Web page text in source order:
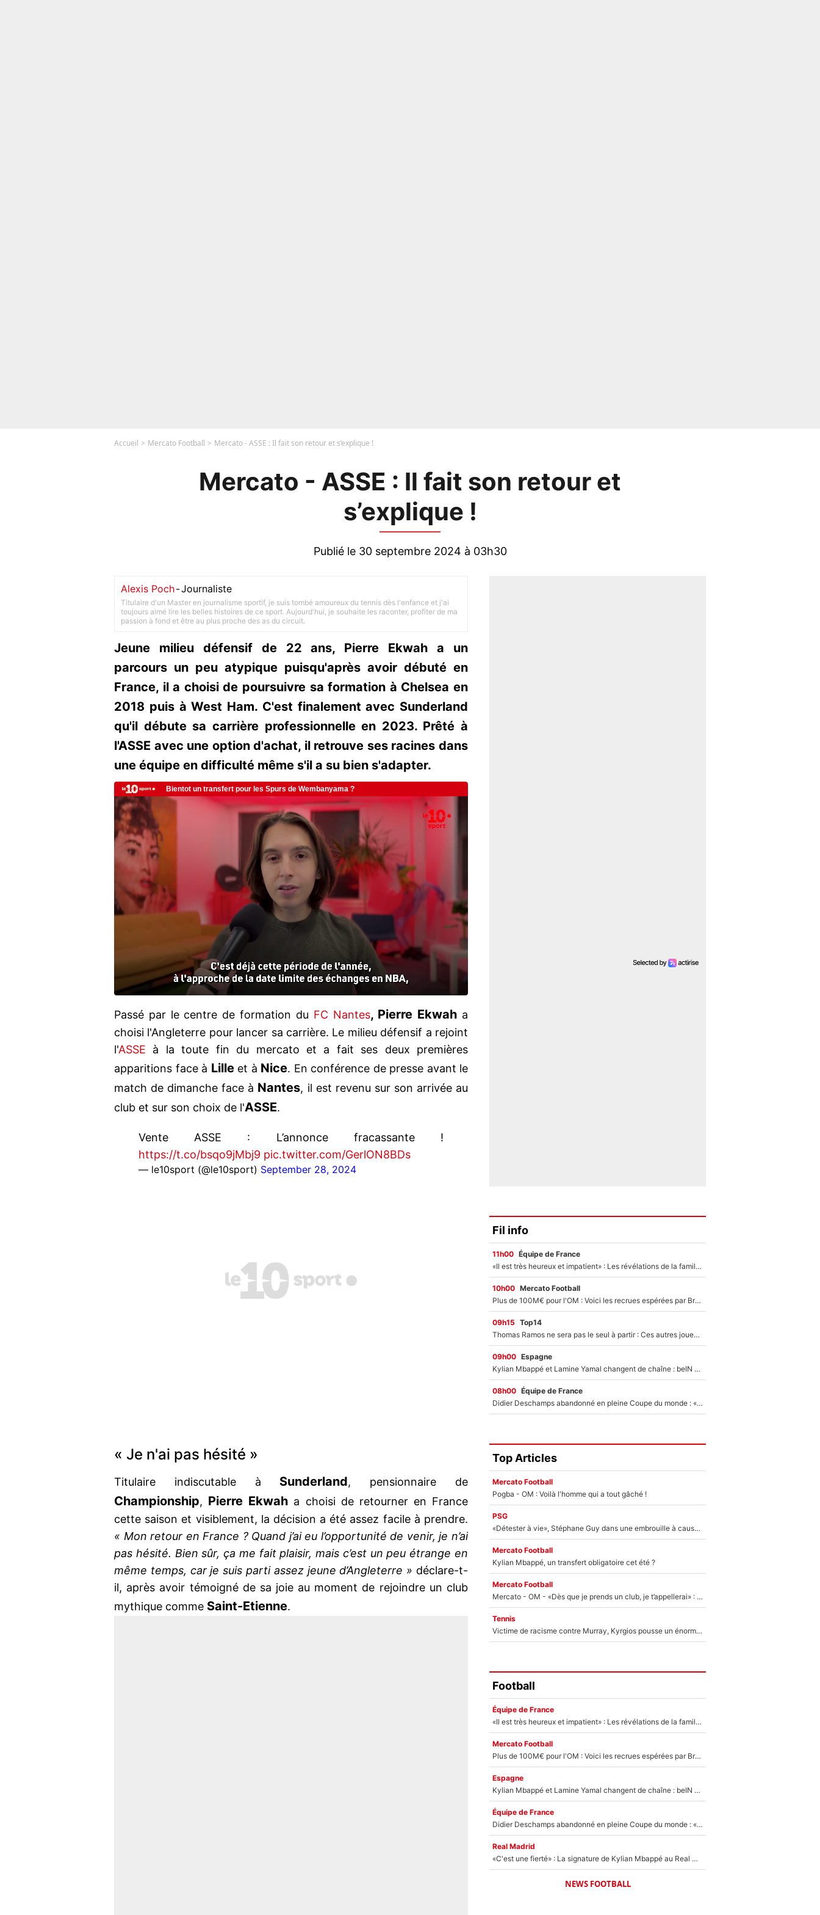
Accueil Mercato Football Mercato - ASSE : Il fait son retour et s’explique !
Mercato - ASSE : Il fait son retour et
s’explique !
Publié le 30 septembre 2024 à 03h30
Alexis Poch-Journaliste
Titulaire d'un Master en journalisme sportif, je suis tombé amoureux du tennis dès l'enfance et j'ai
toujours aimé lire les belles histoires de ce sport. Aujourd'hui, je souhaite les raconter, profiter de ma
passion à fond et être au plus proche des as du circuit.
Jeune milieu défensif de 22 ans, Pierre Ekwah a un
parcours un peu atypique puisqu'après avoir débuté en
France, il a choisi de poursuivre sa formation à Chelsea en
2018 puis à West Ham. C'est finalement avec Sunderland
qu'il débute sa carrière professionnelle en 2023. Prêté à
l'ASSE avec une option d'achat, il retrouve ses racines dans
une équipe en difficulté même s'il a su bien s'adapter.
Passé par le centre de formation du FC Nantes, Pierre Ekwah a
choisi l'Angleterre pour lancer sa carrière. Le milieu défensif a rejoint
l'ASSE à la toute fin du mercato et a fait ses deux premières
apparitions face à Lille et à Nice. En conférence de presse avant le
match de dimanche face à Nantes, il est revenu sur son arrivée au
club et sur son choix de l'ASSE.
Vente ASSE : L’annonce fracassante !
https://t.co/bsqo9jMbj9 pic.twitter.com/GerlON8BDs
— le10sport (@le10sport) September 28, 2024
« Je n'ai pas hésité »
Titulaire indiscutable à Sunderland, pensionnaire de
Championship, Pierre Ekwah a choisi de retourner en France
cette saison et visiblement, la décision a été assez facile à prendre.
« Mon retour en France ? Quand j’ai eu l’opportunité de venir, je n’ai
pas hésité. Bien sûr, ça me fait plaisir, mais c’est un peu étrange en
même temps, car je suis parti assez jeune d’Angleterre » déclare-t-
il, après avoir témoigné de sa joie au moment de rejoindre un club
mythique comme Saint-Etienne.
Fil info
11h00 Équipe de France
«Il est très heureux et impatient» : Les révélations de la famille Zidane sur sa prise de pouvoir en équipe de France !
10h00 Mercato Football
Plus de 100M€ pour l'OM : Voici les recrues espérées par Bruno Genesio et Grégory Lorenzi après l’opération dégraissage
09h15 Top14
Thomas Ramos ne sera pas le seul à partir : Ces autres joueurs du XV de France pourraient aussi quitter le Stade Toulousain, un club de Top 14 est déjà sur les rangs
09h00 Espagne
Kylian Mbappé et Lamine Yamal changent de chaîne : beIN SPORTS ne digère pas cette décision historique et prédit un fiasco pour la Liga
08h00 Équipe de France
Didier Deschamps abandonné en pleine Coupe du monde : «La FFF était déjà passée à Zinedine Zidane»
Top Articles
Mercato Football
Pogba - OM : Voilà l'homme qui a tout gâché !
PSG
«Détester à vie», Stéphane Guy dans une embrouille à cause du PSG !
Mercato Football
Kylian Mbappé, un transfert obligatoire cet été ?
Mercato Football
Mercato - OM - «Dès que je prends un club, je t’appellerai» : La promesse de Marcelino au moment de claquer la porte
Tennis
Victime de racisme contre Murray, Kyrgios pousse un énorme coup de gueule !
Football
Équipe de France
«Il est très heureux et impatient» : Les révélations de la famille Zidane sur sa prise de pouvoir en équipe de France !
Mercato Football
Plus de 100M€ pour l'OM : Voici les recrues espérées par Bruno Genesio et Grégory Lorenzi après l’opération dégraissage
Espagne
Kylian Mbappé et Lamine Yamal changent de chaîne : beIN SPORTS ne digère pas cette décision historique et prédit un fiasco pour la Liga
Équipe de France
Didier Deschamps abandonné en pleine Coupe du monde : «La FFF était déjà passée à Zinedine Zidane»
Real Madrid
«C'est une fierté» : La signature de Kylian Mbappé au Real Madrid continue de régaler l'Espagne
NEWS FOOTBALL